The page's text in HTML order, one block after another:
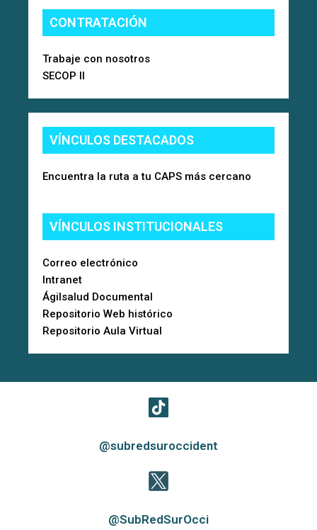
CONTRATACIÓN
Trabaje con nosotros
SECOP II
VÍNCULOS DESTACADOS
Encuentra la ruta a tu CAPS más cercano
VÍNCULOS INSTITUCIONALES
Correo electrónico
Intranet
Ágilsalud Documental
Repositorio Web histórico
Repositorio Aula Virtual
@subredsuroccident
@SubRedSurOcci